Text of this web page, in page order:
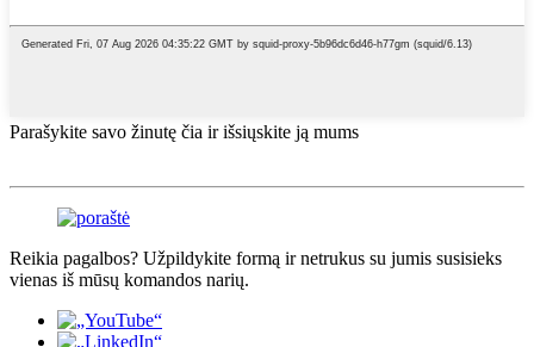
Parašykite savo žinutę čia ir išsiųskite ją mums
Reikia pagalbos? Užpildykite formą ir netrukus su jumis susisieks
vienas iš mūsų komandos narių.